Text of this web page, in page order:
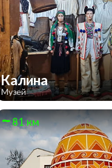
Калина
Музей
81 км